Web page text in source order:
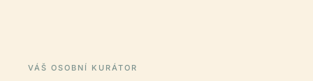
VÁŠ OSOBNÍ KURÁTOR